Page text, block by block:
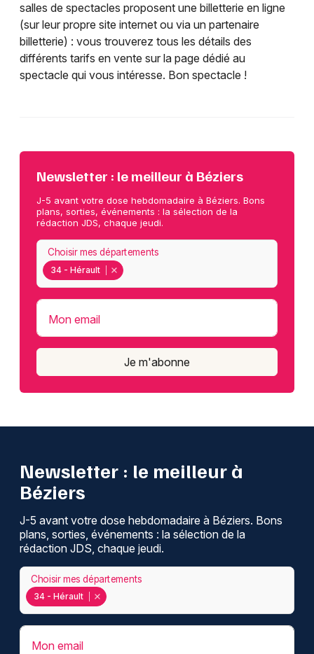
salles de spectacles proposent une billetterie en ligne
(sur leur propre site internet ou via un partenaire
billetterie) : vous trouverez tous les détails des
différents tarifs en vente sur la page dédié au
spectacle qui vous intéresse. Bon spectacle !
Newsletter : le meilleur à Béziers
J-5 avant votre dose hebdomadaire à Béziers. Bons
plans, sorties, événements : la sélection de la
rédaction JDS, chaque jeudi.
34 - Hérault
Choisir mes départements
Mon email
Je m'abonne
Newsletter : le meilleur à
Béziers
J-5 avant votre dose hebdomadaire à Béziers. Bons
plans, sorties, événements : la sélection de la
rédaction JDS, chaque jeudi.
34 - Hérault
Choisir mes départements
Mon email